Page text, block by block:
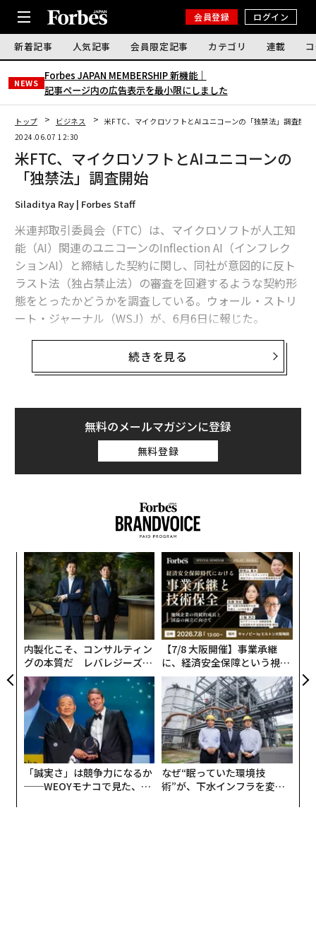
会員登録 ログイン
新着記事 人気記事 会員限定記事 カテゴリ 連載
NEWS
Forbes JAPAN MEMBERSHIP 新機能｜
記事ページ内の広告表示を最小限にしました
トップ ビジネス
米FTC、マイクロソフトとAIユニコーンの「独禁法」調査開始
2024.06.07 12:30
米FTC、マイクロソフトとAIユニコーンの
「独禁法」調査開始
Siladitya Ray | Forbes Staff
米連邦取引委員会（FTC）は、マイクロソフトが人工知
能（AI）関連のユニコーンのInflection AI（インフレク
ションAI）と締結した契約に関し、同社が意図的に反ト
ラスト法（独占禁止法）の審査を回避するような契約形
態をとったかどうかを調査している。ウォール・ストリ
ート・ジャーナル（WSJ）が、6月6日に報じた。
この動きは、AI分野におけるハイテク大手の支配力を監
視する当局の取り組みの最新のものだ。
昨年40億ドル（約6000億円）の評価を受けた
インフレクションAIの共同創設者でCEOのムスタファ・
スレイマンは、3月に同社の従業員70名近くとともにマ
イクロソフトに入社した
。
続きを見る
無料のメールマガジンに登録
無料登録
内製化こそ、コンサルティン
グの本質だ レバレジーズが
実践する、次世代ファームの
全貌
【7/8 大阪開催】事業承継
に、経済安全保障という視点
が加わるとき──経営者が問
われる新たな判断軸
「誠実さ」は競争力になるか
──WEOYモナコで見た、く
なぜ“眠っていた環境技
術”が、下水インフラを変え